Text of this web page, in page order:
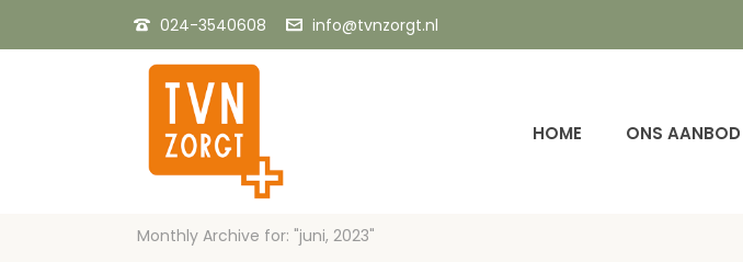
024-3540608 info@tvnzorgt.nl
HOME ONS AANBOD
Monthly Archive for: "juni, 2023"